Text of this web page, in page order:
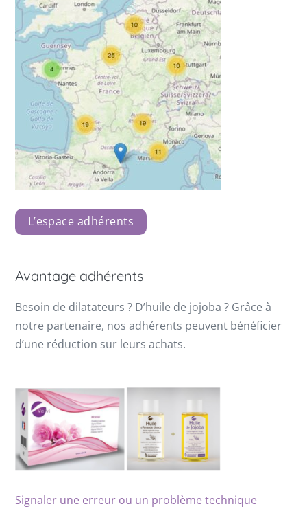
L’espace adhérents
Avantage adhérents
Besoin de dilatateurs ? D’huile de jojoba ? Grâce à
notre partenaire, nos adhérents peuvent bénéficier
d’une réduction sur leurs achats.
Signaler une erreur ou un problème technique